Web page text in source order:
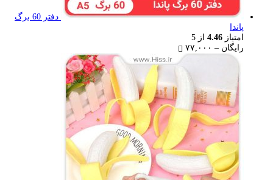
دفتر 60 برگ
پاندا
امتیاز 4.46 از 5
رایگان – ۷۷,۰۰۰
range:
رایگان
۷۷,۰۰۰ تومان